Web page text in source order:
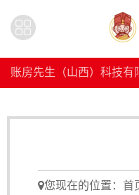
账房先生（山西）科技有
您现在的位置： 首